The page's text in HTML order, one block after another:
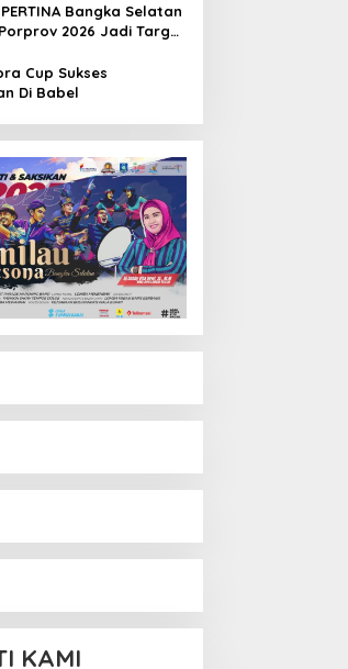
Bangka Selatan
2026 Jadi Target
Cup Sukses
Di Babel
KAMI